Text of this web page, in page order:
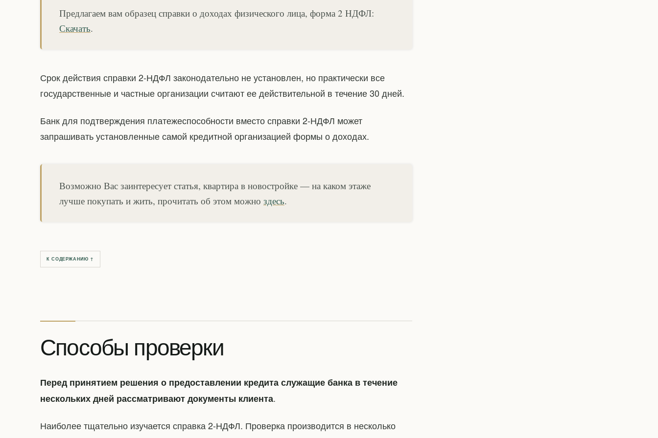
Предлагаем вам образец справки о доходах физического лица, форма 2 НДФЛ:
Скачать.
Срок действия справки 2-НДФЛ законодательно не установлен, но практически все
государственные и частные организации считают ее действительной в течение 30 дней.
Банк для подтверждения платежеспособности вместо справки 2-НДФЛ может
запрашивать установленные самой кредитной организацией формы о доходах.
Возможно Вас заинтересует статья, квартира в новостройке — на каком этаже
лучше покупать и жить, прочитать об этом можно здесь.
К СОДЕРЖАНИЮ ↑
Способы проверки
Перед принятием решения о предоставлении кредита служащие банка в течение
нескольких дней рассматривают документы клиента.
Наиболее тщательно изучается справка 2-НДФЛ. Проверка производится в несколько